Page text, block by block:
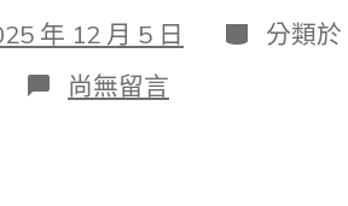
年 12 月 5 日 分
類
分類於
在
〈理
尚無留言